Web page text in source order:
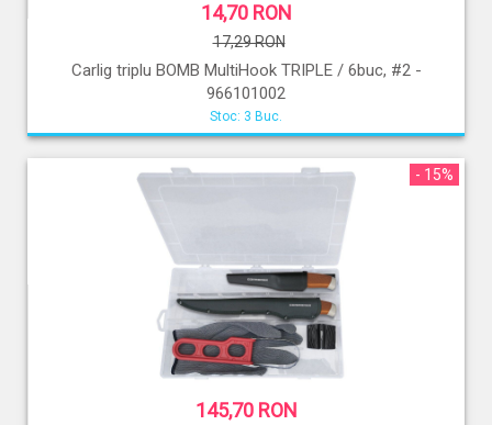
14,70 RON
17,29 RON
Carlig triplu BOMB MultiHook TRIPLE / 6buc, #2 -
966101002
Stoc: 3 Buc.
- 15%
145,70 RON